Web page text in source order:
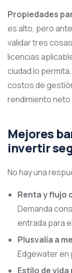
Propiedades
es alto, pero
validar tres
licencias
ciudad lo
costos de
rendimiento neto
Mejores
invertir
No hay una
Renta y flujo
Demanda
entrada para
Plusvalía a
Edgewater
Estilo de vida